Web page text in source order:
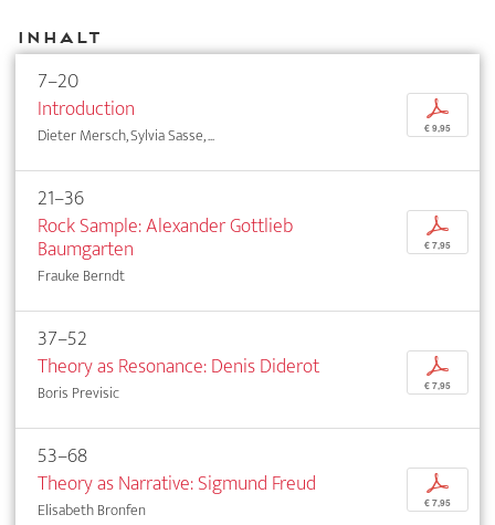
Inhalt
7–20
Introduction
Dieter Mersch, Sylvia Sasse, ...
p
€ 9,95
21–36
Rock Sample: Alexander Gottlieb
Baumgarten
Frauke Berndt
p
€ 7,95
37–52
Theory as Resonance: Denis Diderot
Boris Previsic
p
€ 7,95
53–68
Theory as Narrative: Sigmund Freud
Elisabeth Bronfen
p
€ 7,95